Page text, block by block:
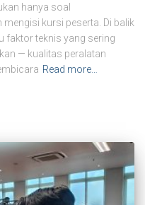
hanya soal
kursi peserta. Di balik
faktor teknis yang sering
— kualitas peralatan
Read more…